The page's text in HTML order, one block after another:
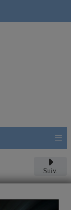
≡
Suiv.